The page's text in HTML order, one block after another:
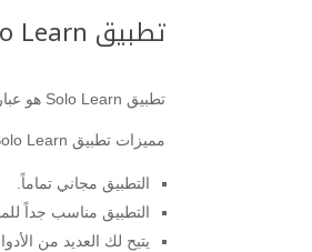
تطبيق Solo Learn:
تطبيق Solo Learn هو عبارة عن مجموعة شاملة من التطبيقات التي توفر لك تعليم جميع “لغات البرمجة” التي تريدها.
مميزات تطبيق Solo Learn:
التطبيق مجاني تماماً.
التطبيق مناسب جداً
يتيح لك العديد من